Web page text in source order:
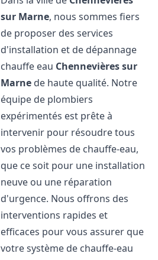
sur Marne, nous sommes fiers
de proposer des services
d'installation et de dépannage
chauffe eau Chennevières sur
Marne de haute qualité. Notre
équipe de plombiers
expérimentés est prête à
intervenir pour résoudre tous
vos problèmes de chauffe-eau,
que ce soit pour une installation
neuve ou une réparation
d'urgence. Nous offrons des
interventions rapides et
efficaces pour vous assurer que
votre système de chauffe-eau